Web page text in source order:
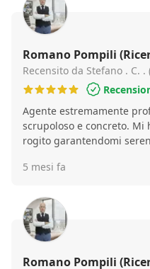
agli aspetti burocratici, è
disteso, piacevole e di
con attenzione e
affidabile e umanamente
a chi cerca un
accompagnare le
Romano Pompili
Recensito da Stefano . C.
Agente estremamente
scrupoloso e concreto. Mi
rogito garantendomi
accompagnarvi con
trarre il massimo senza
restando sempre con i
5 mesi fa
Romano Pompili